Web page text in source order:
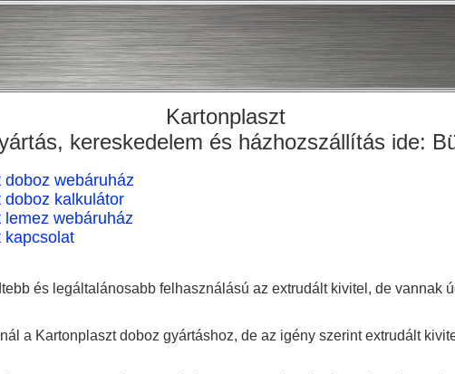
Kartonplaszt
kereskedelem és házhozszállítás ide:
doboz webáruház
doboz kalkulátor
lemez webáruház
kapcsolat
és legáltalánosabb felhasználású az extrudált kivitel, de vannak
a Kartonplaszt doboz gyártáshoz, de az igény szerint extrudált